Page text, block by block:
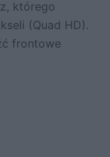
którego
(Quad HD).
frontowe